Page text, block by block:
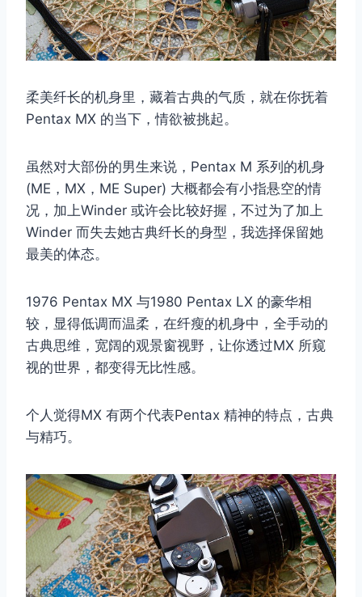
柔美纤长的机身里，藏着古典的气质，就在你抚着
Pentax MX 的当下，情欲被挑起。
虽然对大部份的男生来说，Pentax M 系列的机身
(ME，MX，ME Super) 大概都会有小指悬空的情
况，加上Winder 或许会比较好握，不过为了加上
Winder 而失去她古典纤长的身型，我选择保留她
最美的体态。
1976 Pentax MX 与1980 Pentax LX 的豪华相
较，显得低调而温柔，在纤瘦的机身中，全手动的
古典思维，宽阔的观景窗视野，让你透过MX 所窥
视的世界，都变得无比性感。
个人觉得MX 有两个代表Pentax 精神的特点，古典
与精巧。